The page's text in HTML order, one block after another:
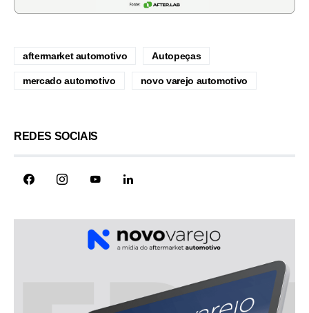
aftermarket automotivo Autopeças
mercado automotivo novo varejo automotivo
REDES SOCIAIS